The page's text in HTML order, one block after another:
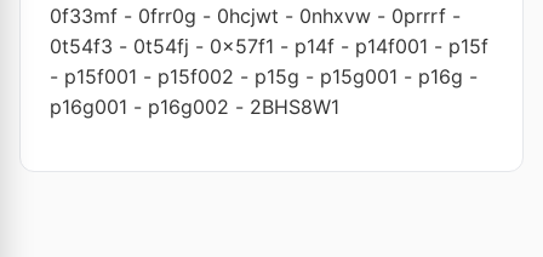
0f33mf - 0frr0g - 0hcjwt - 0nhxvw - 0prrrf -
0t54f3 - 0t54fj - 0x57f1 - p14f - p14f001 - p15f
- p15f001 - p15f002 - p15g - p15g001 - p16g -
p16g001 - p16g002 - 2BHS8W1